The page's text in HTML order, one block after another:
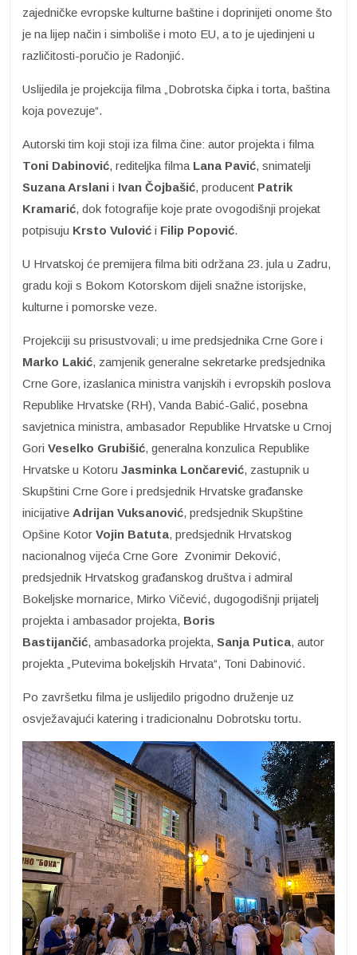
zajedničke evropske kulturne baštine i doprinijeti onome što
je na lijep način i simboliše i moto EU, a to je ujedinjeni u
različitosti-poručio je Radonjić.
Uslijedila je projekcija filma „Dobrotska čipka i torta, baština
koja povezuje“.
Autorski tim koji stoji iza filma čine: autor projekta i filma
Toni Dabinović, rediteljka filma Lana Pavić, snimatelji
Suzana Arslani i Ivan Čojbašić, producent Patrik
Kramarić, dok fotografije koje prate ovogodišnji projekat
potpisuju Krsto Vulović i Filip Popović.
U Hrvatskoj će premijera filma biti održana 23. jula u Zadru,
gradu koji s Bokom Kotorskom dijeli snažne istorijske,
kulturne i pomorske veze.
Projekciji su prisustvovali; u ime predsjednika Crne Gore i
Marko Lakić, zamjenik generalne sekretarke predsjednika
Crne Gore, izaslanica ministra vanjskih i evropskih poslova
Republike Hrvatske (RH), Vanda Babić-Galić, posebna
savjetnica ministra, ambasador Republike Hrvatske u Crnoj
Gori Veselko Grubišić, generalna konzulica Republike
Hrvatske u Kotoru Jasminka Lončarević, zastupnik u
Skupštini Crne Gore i predsjednik Hrvatske građanske
inicijative Adrijan Vuksanović, predsjednik Skupštine
Opšine Kotor Vojin Batuta, predsjednik Hrvatskog
nacionalnog vijeća Crne Gore Zvonimir Deković,
predsjednik Hrvatskog građanskog društva i admiral
Bokeljske mornarice, Mirko Vičević, dugogodišnji prijatelj
projekta i ambasador projekta, Boris
Bastijančić, ambasadorka projekta, Sanja Putica, autor
projekta „Putevima bokeljskih Hrvata“, Toni Dabinović.
Po završetku filma je uslijedilo prigodno druženje uz
osvježavajući katering i tradicionalnu Dobrotsku tortu.